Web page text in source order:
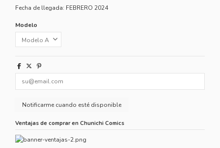
Fecha de llegada: FEBRERO 2024
Modelo
Ventajas de comprar en Chunichi Comics